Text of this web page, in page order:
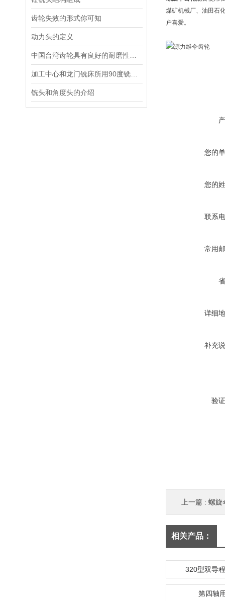
齿轮失效的形式你可知
动力头的定义
铣头和角度头的介绍
煤矿机械厂、油田石
户喜爱。
您的
您的
联系
常用
详细
补充
验
上一篇 : 螺旋
相关产品：
320型双导
第四轴